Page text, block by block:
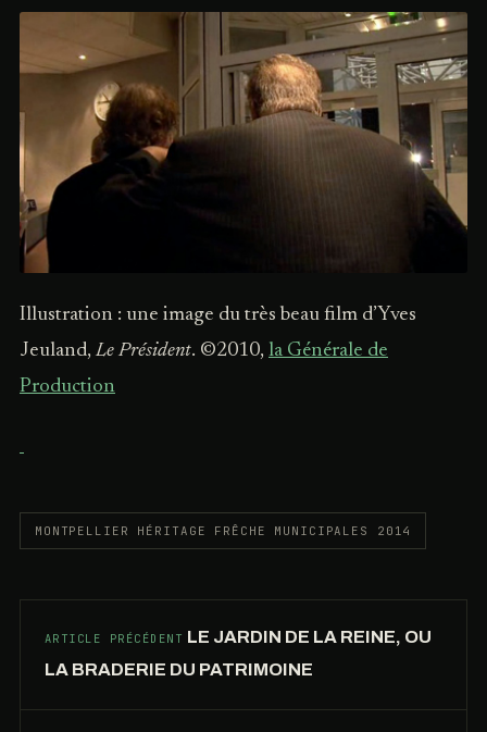
Illustration : une image du très beau film d’Yves
Jeuland, Le Président. ©2010, la Générale de
Production
MONTPELLIER HÉRITAGE FRÊCHE MUNICIPALES 2014
ARTICLE PRÉCÉDENT LE JARDIN DE LA REINE, OU
LA BRADERIE DU PATRIMOINE